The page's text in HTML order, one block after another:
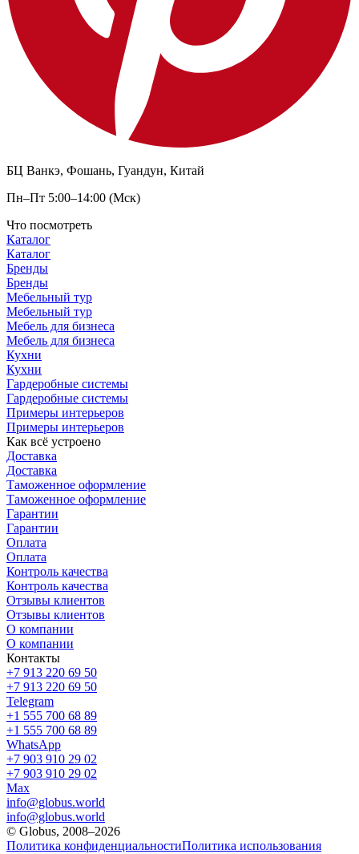
БЦ Ванкэ, Фошань, Гуандун, Китай
Пн–Пт 5:00–14:00 (Мск)
Что посмотреть
Каталог
Каталог
Бренды
Бренды
Мебельный тур
Мебельный тур
Мебель для бизнеса
Мебель для бизнеса
Кухни
Кухни
Гардеробные системы
Гардеробные системы
Примеры интерьеров
Примеры интерьеров
Как всё устроено
Доставка
Доставка
Таможенное оформление
Таможенное оформление
Гарантии
Гарантии
Оплата
Оплата
Контроль качества
Контроль качества
Отзывы клиентов
Отзывы клиентов
О компании
О компании
Контакты
+7 913 220 69 50
+7 913 220 69 50
Telegram
+1 555 700 68 89
+1 555 700 68 89
WhatsApp
+7 903 910 29 02
+7 903 910 29 02
Max
info@globus.world
info@globus.world
© Globus, 2008–2026
Политика конфиденциальностиПолитика использования